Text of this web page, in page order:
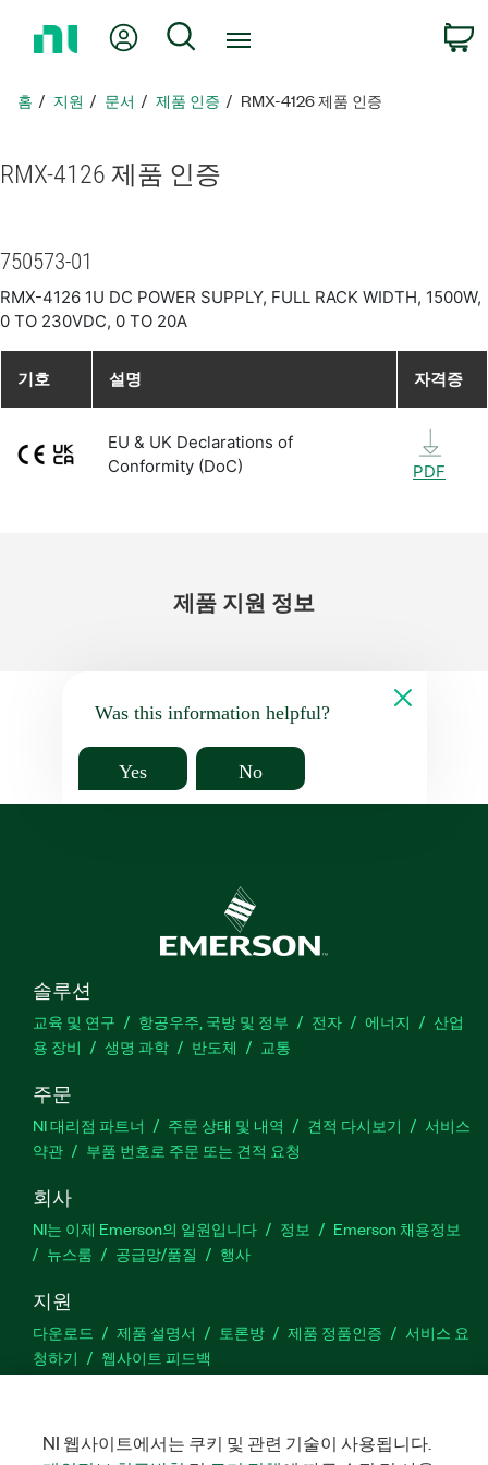
지
아
내 계정 검색
홈 지원 문서 제품 인증 RMX-4126 제품 인증
RMX-4126 제품 인증
750573-01
RMX-4126 1U DC POWER SUPPLY, FULL RACK WIDTH, 1500W,
0 TO 230VDC, 0 TO 20A
기호 설명 자격증
EU & UK Declarations of
Conformity (DoC)
PDF
제품 지원 정보
Was this information helpful?
Yes No
솔루션
교육 및 연구 항공우주, 국방 및 정부 전자 에너지
산업
용 장비
생명 과학 반도체 교통
주문
NI 대리점 파트너 주문 상태 및 내역 견적 다시보기
서비스
약관
부품 번호로 주문 또는 견적 요청
회사
NI는 이제 Emerson의 일원입니다 정보
Emerson 채용정보
뉴스룸
공급망/품질 행사
지원
다운로드 제품 설명서 토론방 제품 정품인증
서비스 요
청하기
웹사이트 피드백
NI 웹사이트에서는 쿠키 및 관련 기술이 사용됩니다.